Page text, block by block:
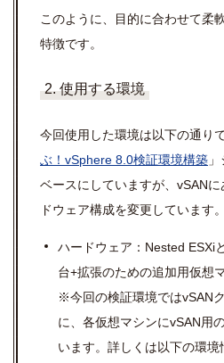
このように、目的に合わせて柔
特徴です。
2. 使用する環境
今回使用した環境は以下の通り
ぶ！ vSphere 8.0検証環境構築
ベースにしていますが、 vSANに
ドウェア構成を変更しています。
ハードウェア： Nested ESXi
台+拡張のための追加用仮想
※今回の検証環境ではvSAN
に、各仮想マシンにvSAN用
います。詳しくは以下の環境